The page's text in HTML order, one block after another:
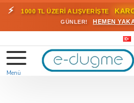
⚡ 1000 TL ÜZERİ ALIŞVERİŞTE
GÜNLER!
HEMEN